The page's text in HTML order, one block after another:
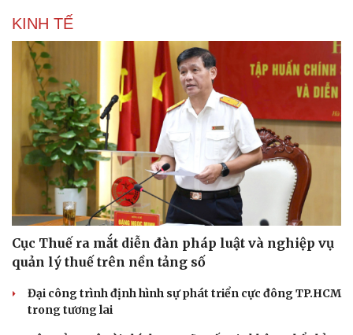
Sức khỏe
Dinh dưỡng - món ngon
Cây thuốc
Sản phụ khoa
Nhi khoa
Nam khoa
Làm đẹp - giảm cân
Phòng mạch online
Ăn sạch sống khỏe
Đời sống
Nhà đẹp
Blog
Tình yêu - Gia đình
KINH TẾ
Cục Thuế ra mắt diễn đàn pháp luật và nghiệp vụ
quản lý thuế trên nền tảng số
Đại công trình định hình sự phát triển cực đông TP.HCM
trong tương lai